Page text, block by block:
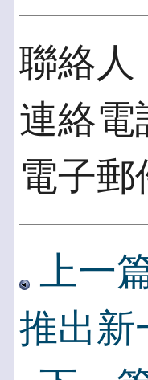
聯絡人
連絡電
電子郵
上一
推出新